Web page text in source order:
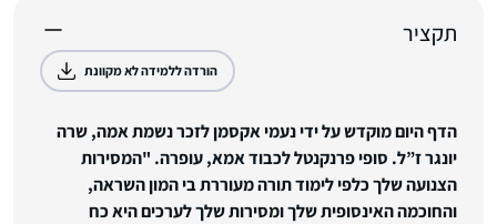
תקציר
הורדה ללמידה לא מקוונת
הדף היום מוקדש על ידי נעמי אקסמן לזכר נשמת אמה, שרה
יונגר ז”ל. סופי פרנקנטל לכבוד אמא, עופרה. "המסירות
הצנועה שלך כלפי לימוד תורה מעוררת בי המון השראה,
והחוכמה האינסופית שלך ומסירות שלך לערכים היא כח